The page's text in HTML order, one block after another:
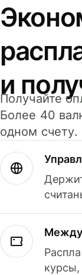
и
Получайте
Более 40
одном счету.